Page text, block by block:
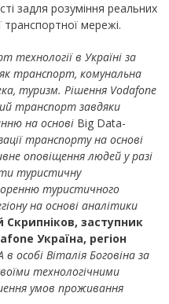
задля розуміння реальних
транспортної мережі.
технології в Україні за
транспорт, комунальна
туризм. Рішення Vodafone
транспорт завдяки
на основі Big Data-
транспорту на основі
оповіщення людей у ​​разі
туристичну
туристичного
на основі аналітики
Скрипніков, заступник
Україна, регіон
особі Віталія Боговіна за
технологічними
умов проживання